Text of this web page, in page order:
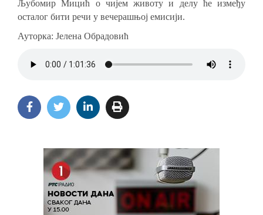
Љубомир Мицић о чијем животу и делу ће између
осталог бити речи у вечерашњој емисији.
Ауторка: Јелена Обрадовић